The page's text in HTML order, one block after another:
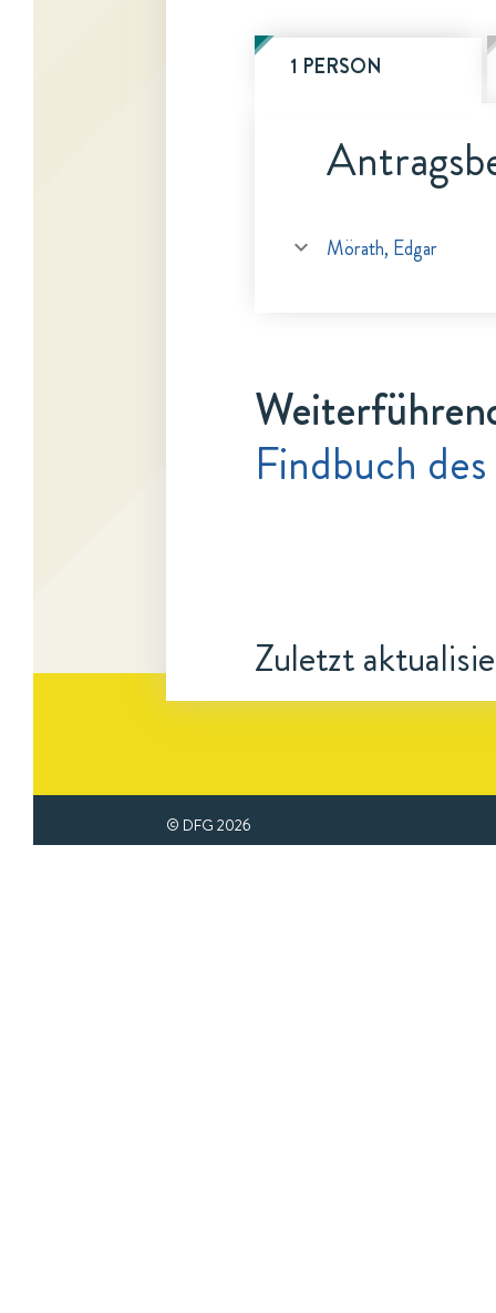
1 PERSON
Mörath, Edgar
Findbuch
Zuletzt
© DFG 2026